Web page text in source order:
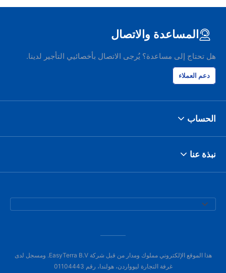
المساعدة والاتصال
هل تحتاج إلى مساعدة؟ يُرجى الاتصال بأخصائيي التأجير لدينا.
دعم العملاء
الحساب
نبذة عنا
هذا الموقع الإلكتروني مملوك ومدار من قبل شركة EasyTerra B.V. ومسجل لدى
غرفة التجارة ليوواردن، هولندا، رقم 01104443